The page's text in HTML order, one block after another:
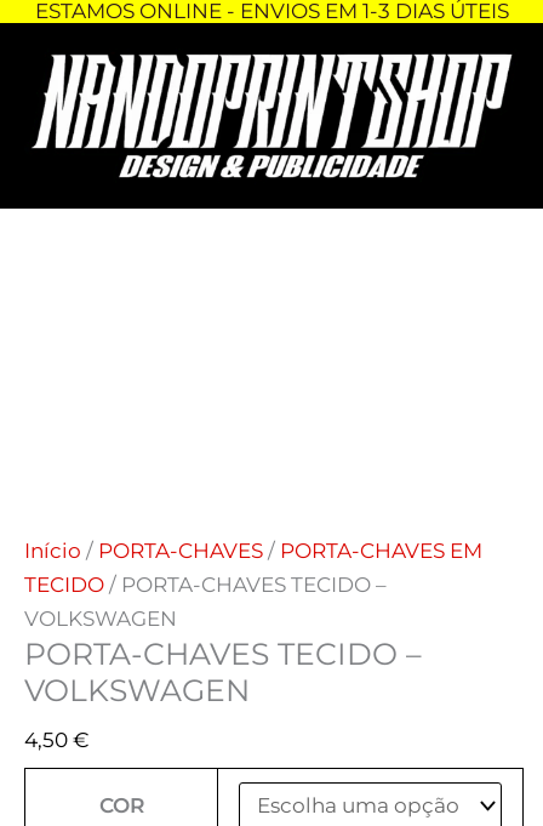
Skip
content
ESTAMOS ONLINE - ENVIOS EM 1-3 DIAS ÚTEIS
Início / PORTA-CHAVES / PORTA-CHAVES EM
TECIDO / PORTA-CHAVES TECIDO –
VOLKSWAGEN
PORTA-CHAVES TECIDO –
VOLKSWAGEN
4,50 €
COR
Quantidade
de
PORTA-
CHAVES
TECIDO